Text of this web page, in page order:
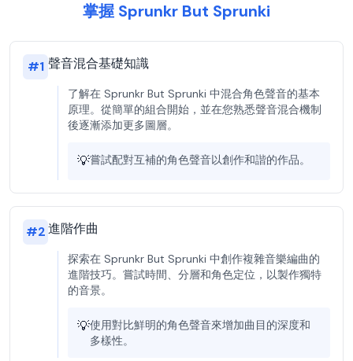
掌握 Sprunkr But Sprunki
#1 聲音混合基礎知識
了解在 Sprunkr But Sprunki 中混合角色聲音的基本
原理。從簡單的組合開始，並在您熟悉聲音混合機制
後逐漸添加更多圖層。
💡嘗試配對互補的角色聲音以創作和諧的作品。
#2進階作曲
探索在 Sprunkr But Sprunki 中創作複雜音樂編曲的
進階技巧。嘗試時間、分層和角色定位，以製作獨特
的音景。
💡使用對比鮮明的角色聲音來增加曲目的深度和
多樣性。